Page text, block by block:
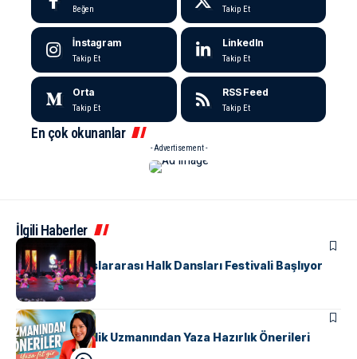
Beğen Takip Et
İnstagram
Takip Et
LinkedIn
Takip Et
Orta
Takip Et
RSS Feed
Takip Et
En çok okunanlar
- Advertisement -
İlgili Haberler
KÜLTÜR & SANAT
Yalova’da Uluslararası Halk Dansları Festivali Başlıyor
MANŞET SAĞLIK
Yalovalı Güzellik Uzmanından Yaza Hazırlık Önerileri